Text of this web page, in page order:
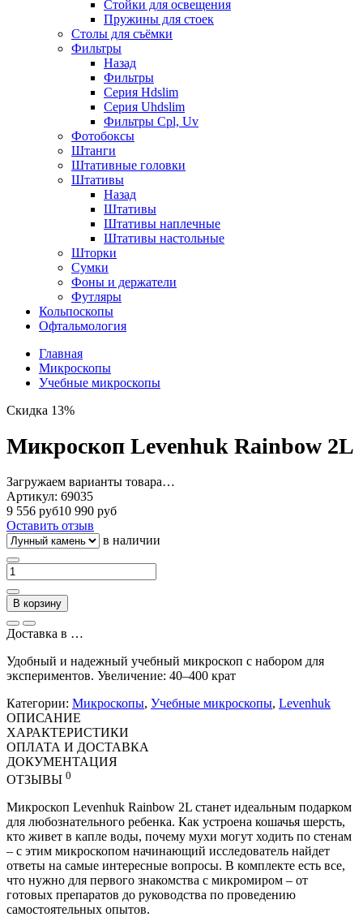
Стойки для освещения
Пружины для стоек
Столы для съёмки
Фильтры
Назад
Фильтры
Серия Hdslim
Серия Uhdslim
Фильтры Cpl, Uv
Фотобоксы
Штанги
Штативные головки
Штативы
Назад
Штативы
Штативы наплечные
Штативы настольные
Шторки
Сумки
Фоны и держатели
Футляры
Кольпоскопы
Офтальмология
Главная
Микроскопы
Учебные микроскопы
Скидка 13%
Микроскоп Levenhuk Rainbow 2L
Загружаем варианты товара…
Артикул: 69035
9 556 руб10 990 руб
Оставить отзыв
в наличии
В корзину
Доставка в …
Удобный и надежный учебный микроскоп с набором для
экспериментов. Увеличение: 40–400 крат
Категории: Микроскопы, Учебные микроскопы, Levenhuk
ОПИСАНИЕ
ХАРАКТЕРИСТИКИ
ОПЛАТА И ДОСТАВКА
ДОКУМЕНТАЦИЯ
ОТЗЫВЫ 0
Микроскоп Levenhuk Rainbow 2L станет идеальным подарком
для любознательного ребенка. Как устроена кошачья шерсть,
кто живет в капле воды, почему мухи могут ходить по стенам
– с этим микроскопом начинающий исследователь найдет
ответы на самые интересные вопросы. В комплекте есть все,
что нужно для первого знакомства с микромиром – от
готовых препаратов до руководства по проведению
самостоятельных опытов.